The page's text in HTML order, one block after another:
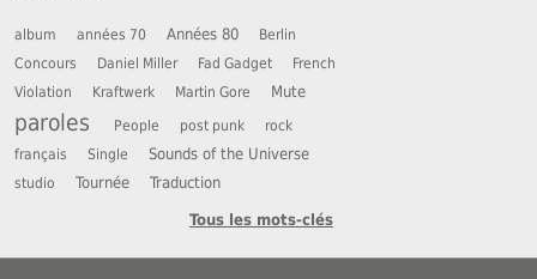
album années 70 Années 80
Berlin
Concours
Daniel Miller Fad Gadget
French
Violation
Kraftwerk Martin Gore Mute
paroles People post punk
rock
français
Single Sounds of the Universe
studio Tournée Traduction
Tous les mots-clés